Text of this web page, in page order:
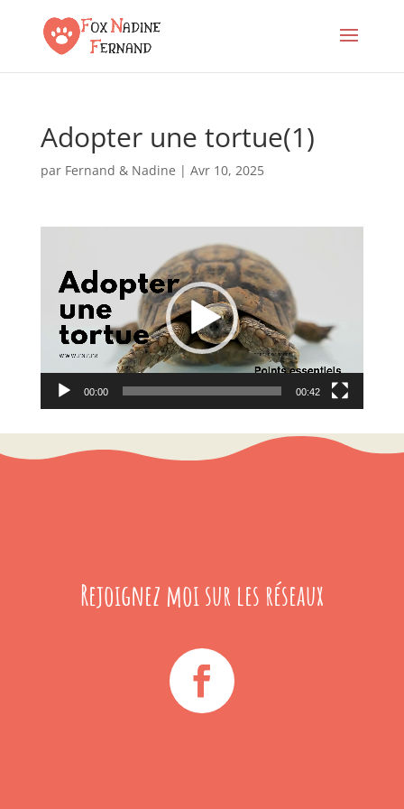
Adopter une tortue(1)
par Fernand & Nadine | Avr 10, 2025
00:00 00:42
Rejoignez moi sur les réseaux